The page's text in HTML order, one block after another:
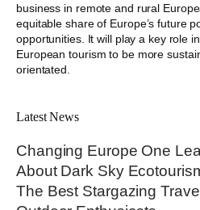
business in remote and rural
equitable share of Europe’s future
opportunities. It will play a key role
European tourism to be more
orientated.
Latest News
Changing Europe One
About Dark Sky
The Best Stargazing